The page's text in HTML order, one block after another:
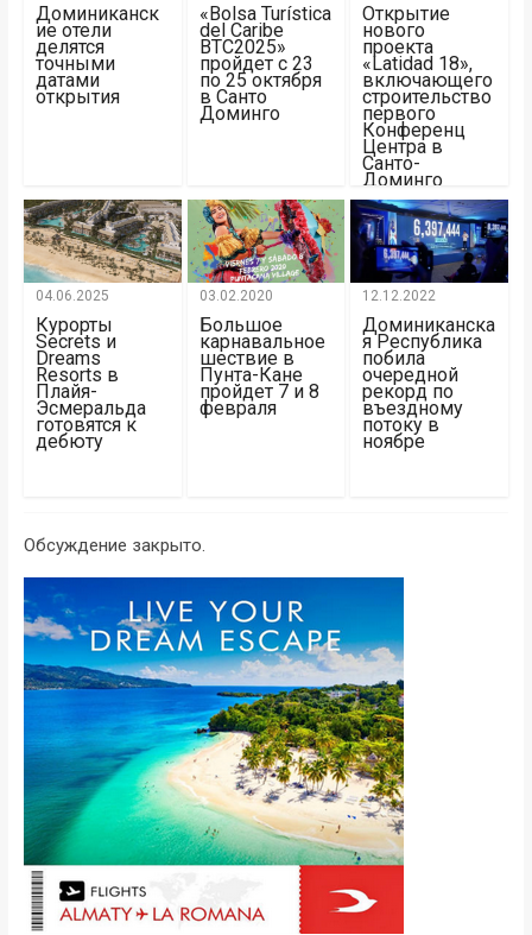
Доминиканск
ие отели
делятся
точными
датами
открытия
«Bolsa Turística
del Caribe
BTC2025»
пройдет с 23
по 25 октября
в Санто
Доминго
Открытие
нового
проекта
«Latidad 18»,
включающего
строительство
первого
Конференц
Центра в
Санто-
Доминго
04.06.2025
Курорты
Secrets и
Dreams
Resorts в
Плайя-
Эсмеральда
готовятся к
дебюту
03.02.2020
Большое
карнавальное
шествие в
Пунта-Кане
пройдет 7 и 8
февраля
12.12.2022
Доминиканска
я Республика
побила
очередной
рекорд по
въездному
потоку в
ноябре
Обсуждение закрыто.